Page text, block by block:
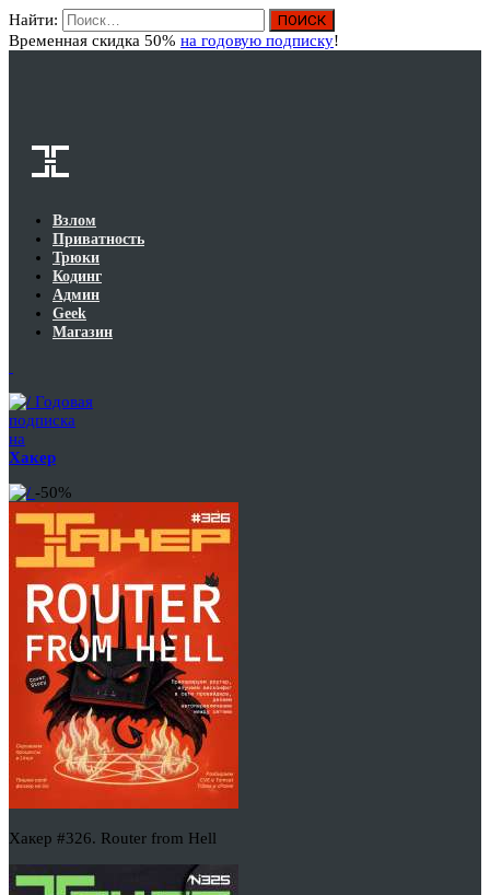
Найти:
Временная скидка 50% на годовую подписку!
Взлом
Приватность
Трюки
Кодинг
Админ
Geek
Магазин
Годовая
подписка
на
Хакер
-50%
Хакер #326. Router from Hell